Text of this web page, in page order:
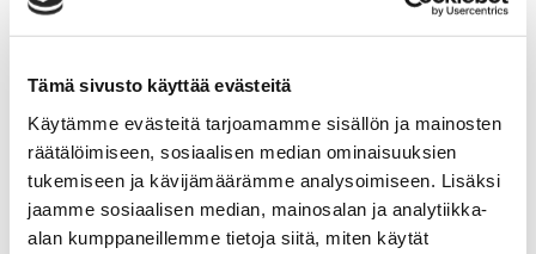
Tämä sivusto käyttää evästeitä
Käytämme evästeitä tarjoamamme sisällön ja mainosten
räätälöimiseen, sosiaalisen median ominaisuuksien
tukemiseen ja kävijämäärämme analysoimiseen. Lisäksi
jaamme sosiaalisen median, mainosalan ja analytiikka-
alan kumppaneillemme tietoja siitä, miten käytät
Susanna Mannersuo
Psykoterapeutti­